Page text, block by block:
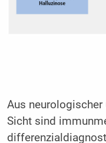
Aus
Sicht sind